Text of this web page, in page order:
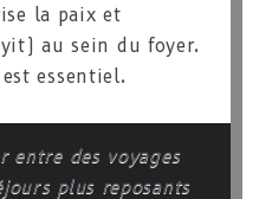
la paix et
au sein du foyer.
essentiel.
entre des voyages
plus reposants